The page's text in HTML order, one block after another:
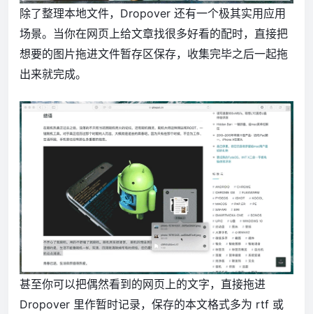
除了整理本地文件，Dropover 还有一个极其实用应用
场景。当你在网页上给文章找很多好看的配时，直接把
想要的图片拖进文件暂存区保存，收集完毕之后一起拖
出来就完成。
甚至你可以把偶然看到的网页上的文字，直接拖进
Dropover 里作暂时记录，保存的本文格式多为 rtf 或